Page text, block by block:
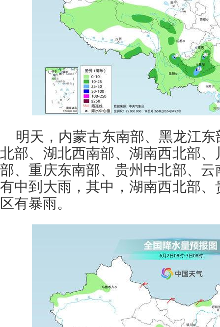
明天，内蒙古东南部、黑龙江
北部、湖北西南部、湖南西北部
部、重庆东南部、贵州中北部、
有中到大雨，其中，湖南西北部
区有暴雨。